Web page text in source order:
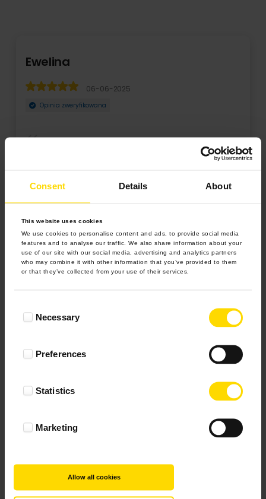
Consent Details About
This website uses cookies
We use cookies to personalise content and ads, to provide social media
features and to analyse our traffic. We also share information about your
use of our site with our social media, advertising and analytics partners
who may combine it with other information that you’ve provided to them
or that they’ve collected from your use of their services.
SelectionNecessary
Preferences
Statistics
Marketing
Allow all cookies
Ewelina
06-06-2025
Opinia zweryfikowana
5.0 z 5.0
Najbardziej pomocne oceny, które doradzą Ci